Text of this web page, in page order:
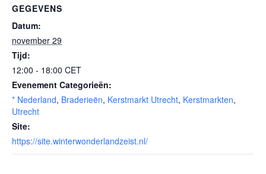
GEGEVENS
Datum:
november 29
Tijd:
12:00 - 18:00 CET
Evenement Categorieën:
* Nederland, Braderieën, Kerstmarkt Utrecht, Kerstmarkten,
Utrecht
Site:
https://site.winterwonderlandzeist.nl/